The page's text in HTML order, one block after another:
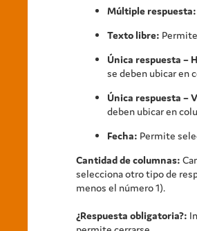
Múltiple respuesta:
Texto libre:
Única respuesta –
se deben ubicar en
Única respuesta –
deben ubicar en
Fecha: Permite
Cantidad de columnas:
selecciona otro tipo de
menos el número 1).
¿Respuesta obligatoria?: